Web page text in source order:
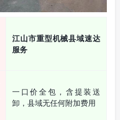
江山市重型机械县域速达
服务
一口价全包，含提装送
卸，县域无任何附加费用